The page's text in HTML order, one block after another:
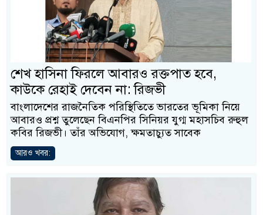
শেখ হাসিনা ফিরলে আবারও রক্তপাত হবে,
কাউকে রেহাই দেবেন না: রিজভী
বাংলাদেশের রাজনৈতিক পরিস্থিতিতে ভারতের ভূমিকা নিয়ে
আবারও প্রশ্ন তুলেছেন বিএনপির সিনিয়র যুগ্ম মহাসচিব রুহুল
কবির রিজভী। তাঁর অভিযোগ, ক্ষমতাচ্যুত সাবেক
আরও খবর: